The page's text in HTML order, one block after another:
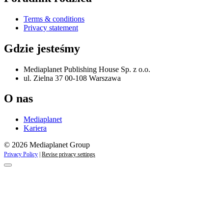
Terms & conditions
Privacy statement
Gdzie jesteśmy
Mediaplanet Publishing House Sp. z o.o.
ul. Zielna 37 00-108 Warszawa
O nas
Mediaplanet
Kariera
© 2026 Mediaplanet Group
Privacy Policy Revise privacy settings